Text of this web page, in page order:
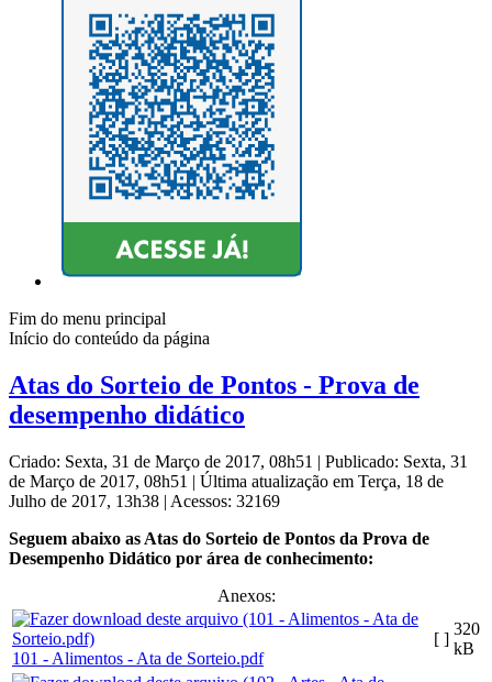
Fim do menu principal
Início do conteúdo da página
Atas do Sorteio de Pontos - Prova de
desempenho didático
Criado: Sexta, 31 de Março de 2017, 08h51 | Publicado: Sexta, 31
de Março de 2017, 08h51 | Última atualização em Terça, 18 de
Julho de 2017, 13h38 | Acessos: 32169
Seguem abaixo as Atas do Sorteio de Pontos da Prova de
Desempenho Didático por área de conhecimento:
Anexos:
101 - Alimentos - Ata de Sorteio.pdf
[ ]
320
kB